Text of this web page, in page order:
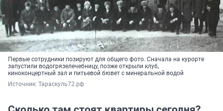
Первые сотрудники позируют для общего фото. Сначала на курорте
запустили водогрязелечебницу, позже открыли клуб,
киноконцертный зал и питьевой бювет с минеральной водой
Источник: Тараскуль72.рф